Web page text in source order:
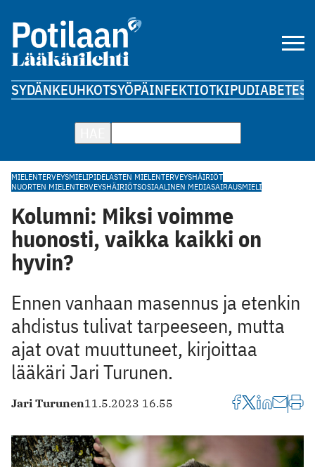
SYDÄNKEUHKOTSYÖPÄINFEKTIOTKIPUDIABETES
MIELENTERVEYSMIELIPIDELASTEN MIELENTERVEYSHÄIRIÖT
NUORTEN MIELENTERVEYSHÄIRIÖTSOSIAALINEN MEDIASAIRAUSMIELI
Kolumni: Miksi voimme
huonosti, vaikka kaikki on
hyvin?
Ennen vanhaan masennus ja etenkin
ahdistus tulivat tarpeeseen, mutta
ajat ovat muuttuneet, kirjoittaa
lääkäri Jari Turunen.
Jari Turunen11.5.2023 16.55